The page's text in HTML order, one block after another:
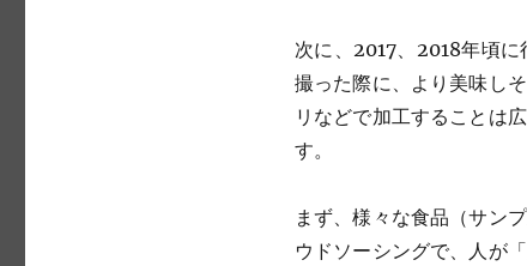
次に、2017、2018年頃
撮った際に、より美味し
リなどで加工することは
す。
まず、様々な食品（サン
ウドソーシングで、人が